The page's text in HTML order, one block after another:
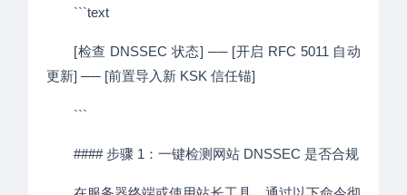
```text
[检查 DNSSEC 状态] ── [开启 RFC 5011 自动
更新] ── [前置导入新 KSK 信任锚]
```
#### 步骤 1：一键检测网站 DNSSEC 是否合规